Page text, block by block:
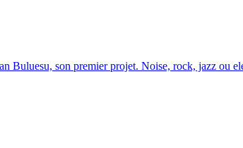
Buluesu, son premier projet. Noise, rock, jazz ou